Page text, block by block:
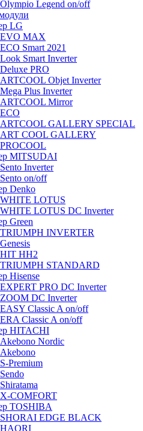
Legend on/off
LG
EVO MAX
Smart 2021
Smart Inverter
PRO
Objet Inverter
Plus Inverter
ARTCOOL Mirror
ARTCOOL GALLERY SPECIAL
ART COOL GALLERY
MITSUDAI
Inverter
on/off
Denko
WHITE LOTUS
WHITE LOTUS DC Inverter
Green
TRIUMPH INVERTER
HIT HH2
TRIUMPH STANDARD
Hisense
PRO DC Inverter
DC Inverter
Classic A on/off
Classic A on/off
HITACHI
Nordic
Premium
X-COMFORT
TOSHIBA
SHORAI EDGE BLACK
HAORI